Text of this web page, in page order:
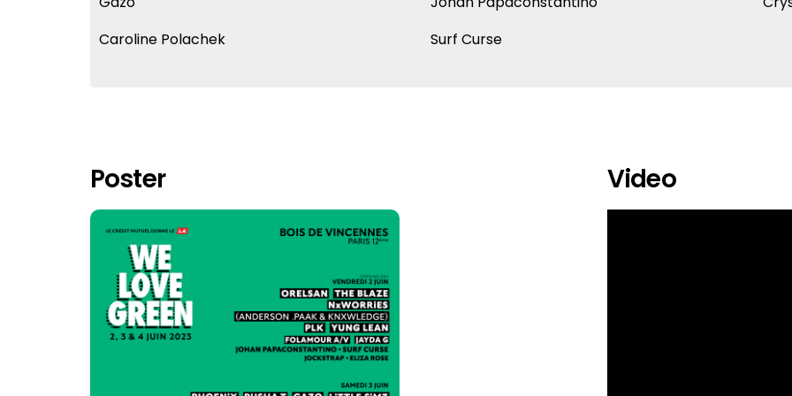
Caroline Polachek
Surf Curse
Poster Video